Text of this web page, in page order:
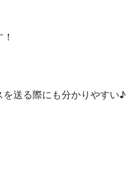
送る際にも分かりやすい♪